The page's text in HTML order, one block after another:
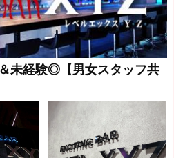
未経験◎【男女スタッフ共